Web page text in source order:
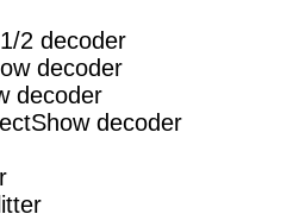
2 decoder
decoder
decoder
decoder